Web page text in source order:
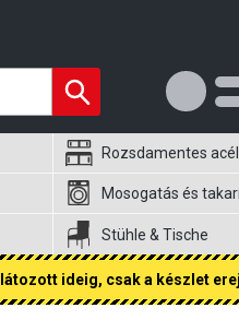
Mosogatás és
Stühle & Tische
ideig, csak a készlet